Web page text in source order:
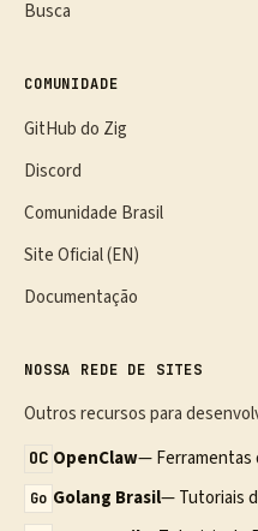
Busca
COMUNIDADE
GitHub do Zig
Discord
Comunidade Brasil
Site Oficial (EN)
Documentação
NOSSA REDE DE SITES
Outros recursos para
OC OpenClaw— Ferramentas
Go Golang Brasil— Tutoriais